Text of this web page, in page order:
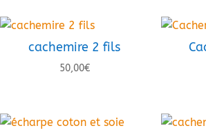
cachemire 2 fils
50,00€